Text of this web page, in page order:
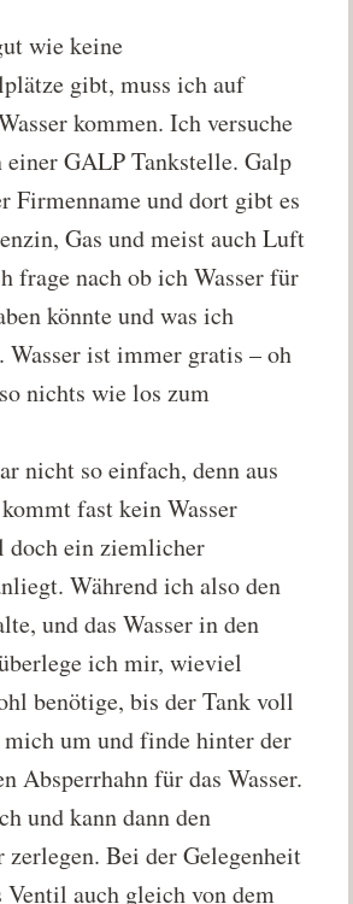
wie keine
gibt, muss ich auf
kommen. Ich versuche
GALP Tankstelle. Galp
Firmenname und dort gibt es
Gas und meist auch Luft
frage nach ob ich Wasser für
könnte und was ich
Wasser ist immer gratis – oh
nichts wie los zum
nicht so einfach, denn aus
fast kein Wasser
doch ein ziemlicher
Während ich also den
und das Wasser in den
ich mir, wieviel
benötige, bis der Tank voll
um und finde hinter der
Absperrhahn für das Wasser.
und kann dann den
zerlegen. Bei der Gelegenheit
Ventil auch gleich von dem